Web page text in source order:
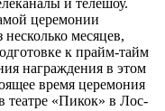
церемонии
несколько месяцев,
к прайм-тайм
награждения в этом
время церемония
театре «Пикок» в Лос-